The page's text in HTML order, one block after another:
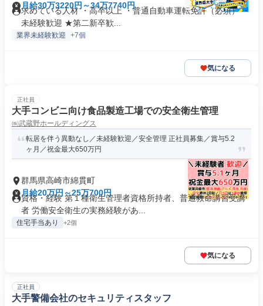
月給30万3220円～34万7740円
求めている人材 ・高卒以上 ・普通自動車運転免許（必須） ・
未経験歓迎 ★第二新卒歓...
業界未経験歓迎 +7個
気になる
正社員
大手コンビニ向け食品製造工場での安全衛生管理
㈱武蔵野ホールディングス
転居を伴う異動なし／未経験歓迎／安全管理 正社員募集／賞与5.2
ヶ月／祝金最大650万円
群馬県高崎市綿貫町
月給20万円～25万700円
資格・経験 第１種衛生管理者資格所持者、普通救命講習受講
者 労働安全衛生の実務経験があ...
住宅手当あり +2個
気になる
正社員
大手警備会社のセキュリティスタッフ